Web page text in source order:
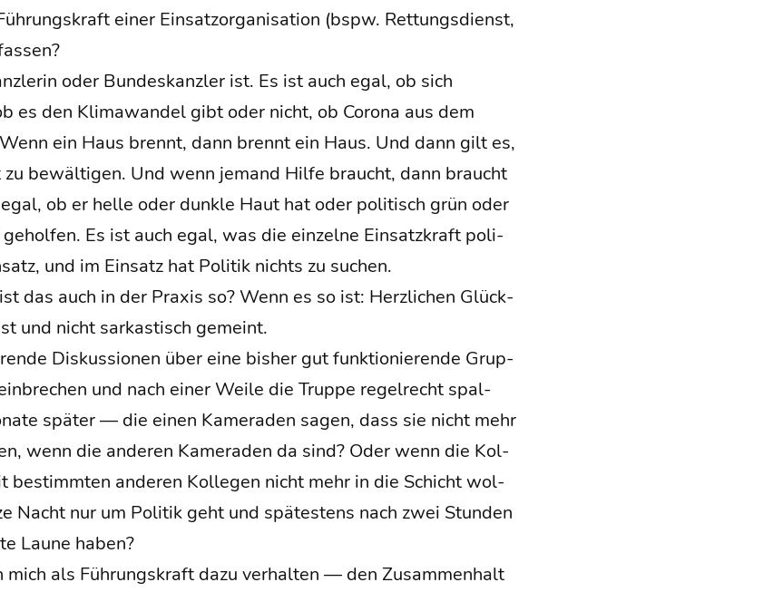
einer Ein­satz­or­ga­ni­sa­ti­on (bspw. Ret­tungs­dienst,
oder Bun­des­kanz­ler ist. Es ist auch egal, ob sich
es den Kli­ma­wan­del gibt oder nicht, ob Coro­na aus dem
ein Haus brennt, dann brennt ein Haus. Und dann gilt es,
bewäl­ti­gen. Und wenn jemand Hil­fe braucht, dann braucht
ob er hel­le oder dunk­le Haut hat oder poli­tisch grün oder
Es ist auch egal, was die ein­zel­ne Ein­satz­kraft poli­
und im Ein­satz hat Poli­tik nichts zu suchen.
das auch in der Pra­xis so? Wenn es so ist: Herz­li­chen Glück­
und nicht sar­kas­tisch gemeint.
Dis­kus­sio­nen über eine bis­her gut funk­tio­nie­ren­de Grup­
und nach einer Wei­le die Trup­pe regel­recht spal­
spä­ter — die einen Kame­ra­den sagen, dass sie nicht mehr
wenn die ande­ren Kame­ra­den da sind? Oder wenn die Kol­
bestimm­ten ande­ren Kol­le­gen nicht mehr in die Schicht wol­
Nacht nur um Poli­tik geht und spä­tes­tens nach zwei Stun­den
Lau­ne haben?
mich als Füh­rungs­kraft dazu ver­hal­ten — den Zusam­men­halt